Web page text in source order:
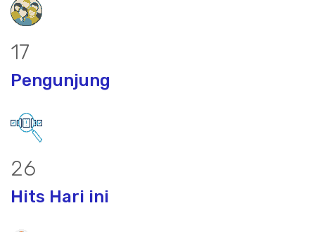
22
Pengunjung
34
Hits Hari ini